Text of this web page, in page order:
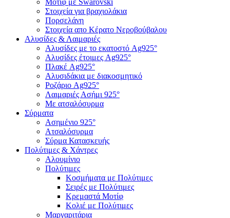
Στοιχεία για βραχιολάκια
Πορσελάνη
Στοιχεία απο Κέρατο Νεροβούβαλου
Αλυσίδες & Λαιμαριές
Αλυσίδες με το εκατοστό Ag925°
Αλυσίδες έτοιμες Ag925°
Πλακέ Ag925°
Αλυσιδάκια με διακοσμητικό
Ροζάριο Ag925°
Λαιμαριές Ασήμι 925°
Με ατσαλόσυρμα
Σύρματα
Ασημένιο 925°
Ατσαλόσυρμα
Σύρμα Κατασκευής
Πολύτιμες & Χάντρες
Αλουμίνιο
Πολύτιμες
Κοσμήματα με Πολύτιμες
Σειρές με Πολύτιμες
Κρεμαστά Μοτίφ
Κολιέ με Πολύτιμες
Μαργαριτάρια